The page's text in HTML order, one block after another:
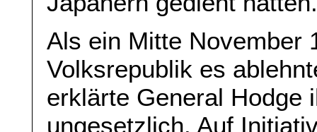
Als ein Mitte November
Volksrepublik es
erklärte General Hodge
ungesetzlich. Auf